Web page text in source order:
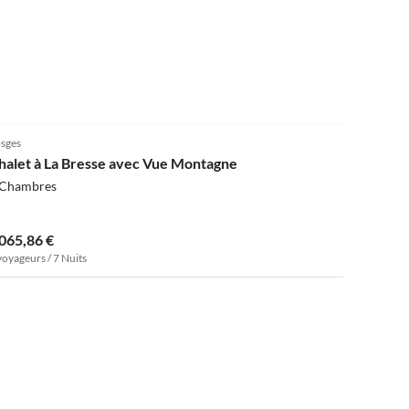
à La Bresse avec Vue Montagne
€
/ 7 Nuits